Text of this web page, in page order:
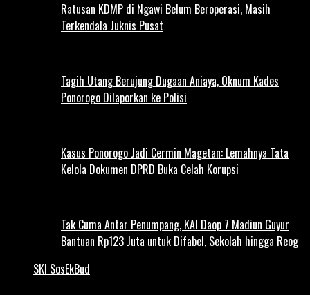
Ratusan KDMP di Ngawi Belum Beroperasi, Masih
Terkendala Juknis Pusat
Tagih Utang Berujung Dugaan Aniaya, Oknum Kades
Ponorogo Dilaporkan ke Polisi
Kasus Ponorogo Jadi Cermin Magetan: Lemahnya Tata
Kelola Dokumen DPRD Buka Celah Korupsi
Tak Cuma Antar Penumpang, KAI Daop 7 Madiun Guyur
Bantuan Rp123 Juta untuk Difabel, Sekolah hingga Reog
SKI SosEkBud